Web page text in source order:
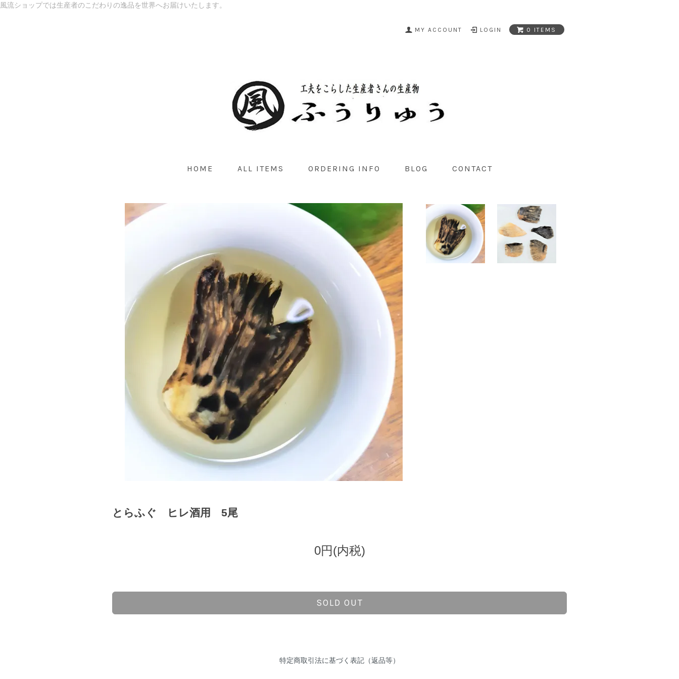
風流ショップでは生産者のこだわりの逸品を世界へお届けいたします。
MY ACCOUNT LOGIN 0 ITEMS
HOME ALL ITEMS ORDERING INFO BLOG CONTACT
とらふぐ ヒレ酒用 5尾
0円(内税)
SOLD OUT
特定商取引法に基づく表記（返品等）